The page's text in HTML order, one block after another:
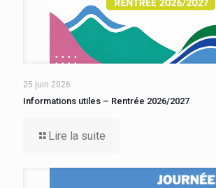
25 juin 2026
Informations utiles – Rentrée 2026/2027
Lire la suite